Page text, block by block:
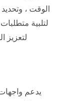
الوقت ،
لتلبية
لتعزيز
يدعم